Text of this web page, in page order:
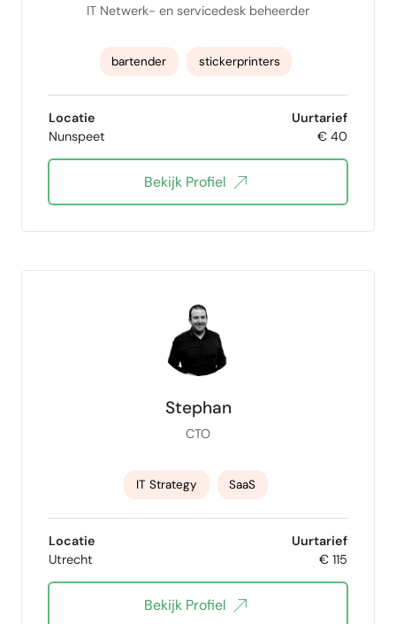
IT Netwerk- en servicedesk beheerder
bartender stickerprinters
servicedesk
Microsoft 365 WordPress
erp CRM systeem
Locatie
Nunspeet
Uurtarief
€ 40
Bekijk Profiel
Stephan
CTO
IT Strategy SaaS
Locatie
Utrecht
Uurtarief
€ 115
Bekijk Profiel